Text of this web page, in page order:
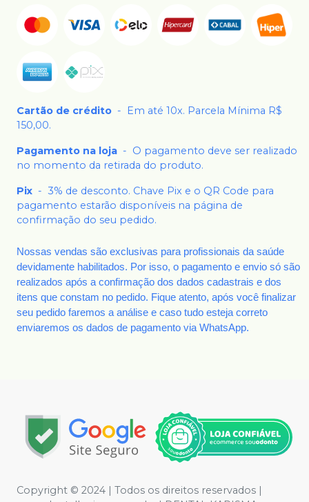
Cartão de crédito -
Em até 10x. Parcela Mínima R$
150,00.
Pagamento na loja - O pagamento deve ser realizado
no momento da retirada do produto.
Pix - 3% de desconto. Chave Pix e o QR Code para
pagamento estarão disponíveis na página de
confirmação do seu pedido.
Nossas vendas são exclusivas para profissionais da saúde
devidamente habilitados. Por isso, o pagamento e envio só são
realizados após a confirmação dos dados cadastrais e dos
itens que constam no pedido. Fique atento, após você finalizar
seu pedido faremos a análise e caso tudo esteja correto
enviaremos os dados de pagamento via WhatsApp.
Copyright © 2024 | Todos os direitos reservados |